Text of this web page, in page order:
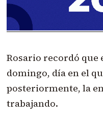
Rosario recordó
domingo, día en el
posteriormente, la
trabajando.